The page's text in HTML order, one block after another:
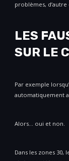
problèmes,
LES
SUR LE
Par exemple
automatiquement
Alors… oui et non.
Dans les zones